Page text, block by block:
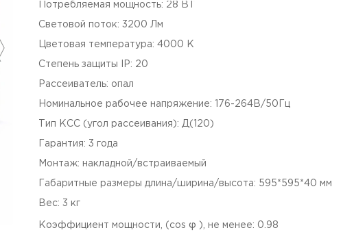
Потребляемая мощность: 28 ВТ
Световой поток: 3200 Лм
Цветовая температура: 4000 К
Степень защиты IP: 20
Рассеиватель: опал
Номинальное рабочее напряжение: 176-264В/50Гц
Тип КСС (угол рассеивания): Д(120)
Гарантия: 3 года
Монтаж: накладной/встраиваемый
Габаритные размеры длина/ширина/высота: 595*595*40 мм
Вес: 3 кг
Коэффициент мощности, (cos φ ), не менее: 0.98